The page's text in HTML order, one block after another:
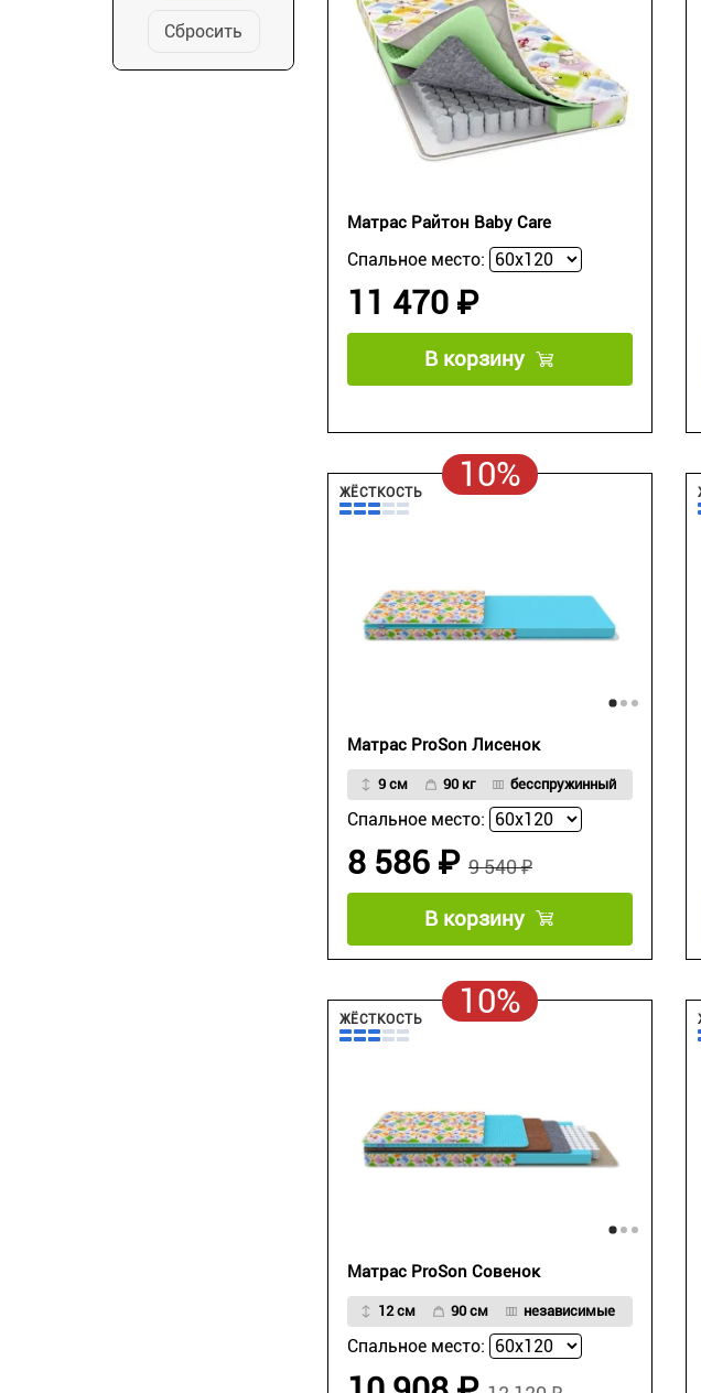
Сбросить
Матрас Райтон Baby Care
Спальное место:
11 470 ₽
В корзину
10%
ЖЁСТКОСТЬ
Матрас ProSon Лисенок
9 см 90 кг бесспружинный
Спальное место:
9 540 ₽
8 586 ₽
В корзину
10%
ЖЁСТКОСТЬ
Матрас ProSon Совенок
12 см 90 см независимые
Спальное место: